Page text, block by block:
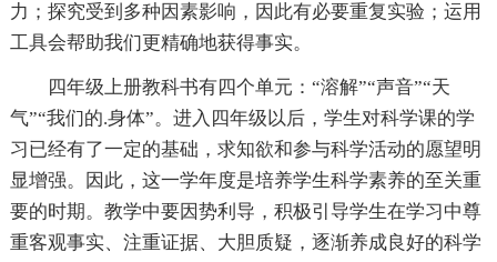
力；探究受到多种因素影响，因此有必要重复实验；运用
工具会帮助我们更精确地获得事实。
四年级上册教科书有四个单元：“溶解”“声音”“天
气”“我们的.身体”。进入四年级以后，学生对科学课的学
习已经有了一定的基础，求知欲和参与科学活动的愿望明
显增强。因此，这一学年度是培养学生科学素养的至关重
要的时期。教学中要因势利导，积极引导学生在学习中尊
重客观事实、注重证据、大胆质疑，逐渐养成良好的科学